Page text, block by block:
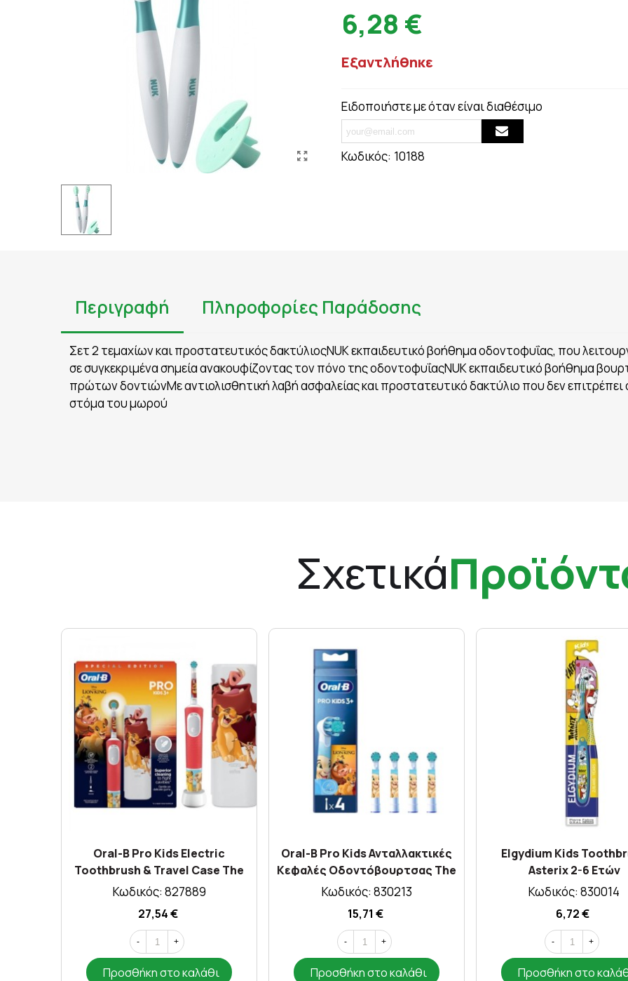
ΑΦΥΔΑΤΩΣΗ
ΒΗΧΑΣ/ ΛΟΙΜΩΞΕΙΣ/ ΙΩΣΕΙΣ
ΓΑΣΤΡΕΝΤΕΡΙΚΟ
ΔΙΑΒΗΤΗΣ
ΔΙΑΡΡΟΙΑ
ΜΥΪΚΟΙ ΠΟΝΟΙ - ΠΙΑΣΙΜΑΤΑ
ΝΑΥΤΙΑ
ΝΕΥΡΟΠΑΘΗΤΙΚΟΣ ΠΟΝΟΣ - ΧΡΟΝΙΟΣ
6,28 €
Εξαντλήθηκε
Ειδοποιήστε με όταν είναι διαθέσιμο
Κωδικός: 10188
Περιγραφή Πληροφορίες Παράδοσης
Σετ 2 τεμαχίων και προστατευτικός δακτύλιοςNUK εκπαιδευτικό βοήθημα οδοντοφυΐας, που
σε συγκεκριμένα σημεία ανακουφίζοντας τον πόνο της οδοντοφυΐαςNUK εκπαιδευτικό βοήθημα
πρώτων δοντιώνΜε αντιολισθητική λαβή ασφαλείας και προστατευτικό δακτύλιο που δεν
στόμα του μωρού
Σχετικά
Oral-B Pro Kids Electric
Toothbrush & Travel Case The
Lion King 3y+ X 1τμχ
Κωδικός: 827889
27,54 €
- +
Προσθήκη στο καλάθι
Oral-B Pro Kids Ανταλλακτικές
Κεφαλές Oδοντόβουρτσας The
Lion King 3y+ X 4τμχ
Κωδικός: 830213
15,71 €
- +
Προσθήκη στο καλάθι
Elgydium Kids
Asterix 2-6 Ετών
Κωδικός: 830014
6,72 €
- +
Προσθήκη στο